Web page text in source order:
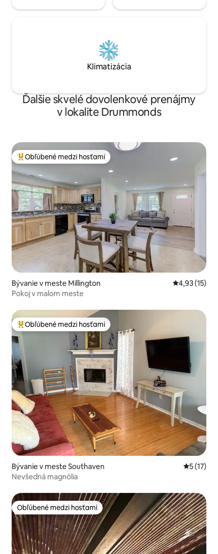
Klimatizácia
Ďalšie skvelé dovolenkové prenájmy
v lokalite Drummonds
Najobľúbenejšie medzi hosťami
Obľúbené medzi hosťami
Bývanie v meste Millington Priemerné
4,93 (15)
Pokoj v malom meste
Najobľúbenejšie medzi hosťami
Obľúbené medzi hosťami
Bývanie v meste Southaven
5 (17)
Nevšedná magnólia
Obľúbené medzi hosťami
Obľúbené medzi hosťami